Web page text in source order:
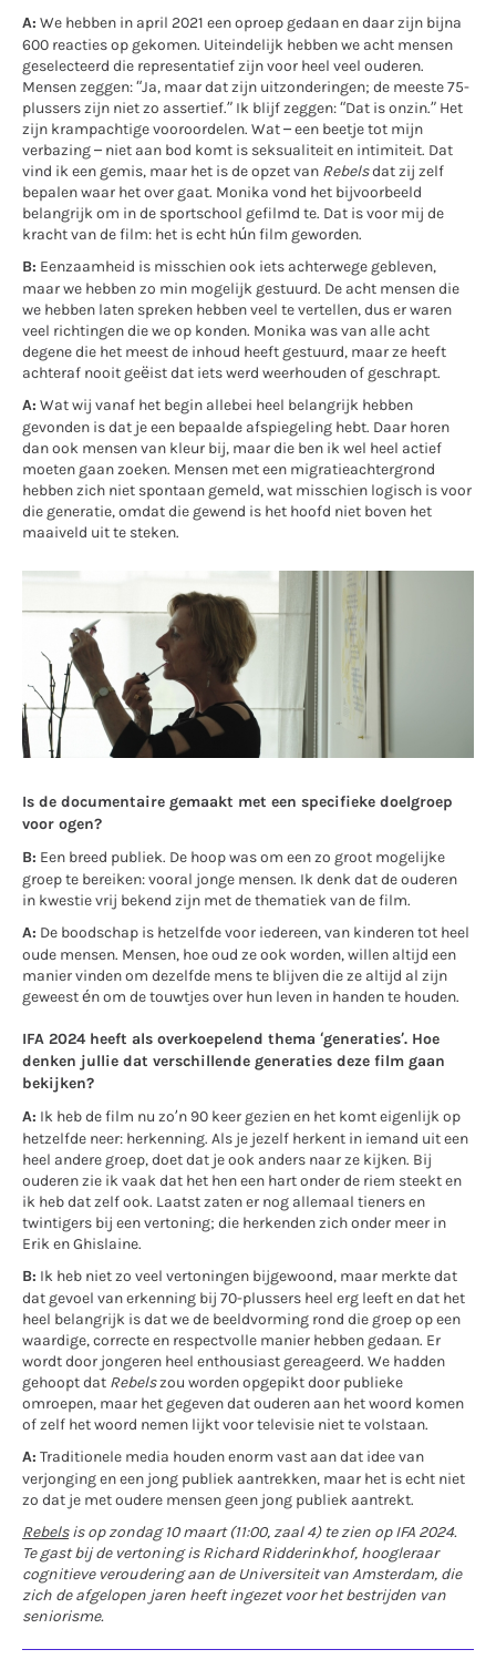
A: We hebben in april 2021 een oproep gedaan en daar zijn bijna
600 reacties op gekomen. Uiteindelijk hebben we acht mensen
geselecteerd die representatief zijn voor heel veel ouderen.
Mensen zeggen: “Ja, maar dat zijn uitzonderingen; de meeste 75-
plussers zijn niet zo assertief.” Ik blijf zeggen: “Dat is onzin.” Het
zijn krampachtige vooroordelen. Wat – een beetje tot mijn
verbazing – niet aan bod komt is seksualiteit en intimiteit. Dat
vind ik een gemis, maar het is de opzet van Rebelsdat zij zelf
bepalen waar het over gaat. Monika vond het bijvoorbeeld
belangrijk om in de sportschool gefilmd te. Dat is voor mij de
kracht van de film: het is echt hún film geworden.
B: Eenzaamheid is misschien ook iets achterwege gebleven,
maar we hebben zo min mogelijk gestuurd. De acht mensen die
we hebben laten spreken hebben veel te vertellen, dus er waren
veel richtingen die we op konden. Monika was van alle acht
degene die het meest de inhoud heeft gestuurd, maar ze heeft
achteraf nooit geëist dat iets werd weerhouden of geschrapt.
A: Wat wij vanaf het begin allebei heel belangrijk hebben
gevonden is dat je een bepaalde afspiegeling hebt. Daar horen
dan ook mensen van kleur bij, maar die ben ik wel heel actief
moeten gaan zoeken. Mensen met een migratieachtergrond
hebben zich niet spontaan gemeld, wat misschien logisch is voor
die generatie, omdat die gewend is het hoofd niet boven het
maaiveld uit te steken.
Is de documentaire gemaakt met een specifieke doelgroep
voor ogen?
B: Een breed publiek. De hoop was om een zo groot mogelijke
groep te bereiken: vooral jonge mensen. Ik denk dat de ouderen
in kwestie vrij bekend zijn met de thematiek van de film.
A: De boodschap is hetzelfde voor iedereen, van kinderen tot heel
oude mensen. Mensen, hoe oud ze ook worden, willen altijd een
manier vinden om dezelfde mens te blijven die ze altijd al zijn
geweest én om de touwtjes over hun leven in handen te houden.
IFA 2024 heeft als overkoepelend thema ‘generaties’. Hoe
denken jullie dat verschillende generaties deze film gaan
bekijken?
A: Ik heb de film nu zo’n 90 keer gezien en het komt eigenlijk op
hetzelfde neer: herkenning. Als je jezelf herkent in iemand uit een
heel andere groep, doet dat je ook anders naar ze kijken. Bij
ouderen zie ik vaak dat het hen een hart onder de riem steekt en
ik heb dat zelf ook. Laatst zaten er nog allemaal tieners en
twintigers bij een vertoning; die herkenden zich onder meer in
Erik en Ghislaine.
B: Ik heb niet zo veel vertoningen bijgewoond, maar merkte dat
dat gevoel van erkenning bij 70-plussers heel erg leeft en dat het
heel belangrijk is dat we de beeldvorming rond die groep op een
waardige, correcte en respectvolle manier hebben gedaan. Er
wordt door jongeren heel enthousiast gereageerd. We hadden
gehoopt dat Rebelszou worden opgepikt door publieke
omroepen, maar het gegeven dat ouderen aan het woord komen
of zelf het woord nemen lijkt voor televisie niet te volstaan.
A: Traditionele media houden enorm vast aan dat idee van
verjonging en een jong publiek aantrekken, maar het is echt niet
zo dat je met oudere mensen geen jong publiek aantrekt.
Rebelsis op zondag 10 maart (11:00, zaal 4) te zien op IFA 2024.
Te gast bij de vertoning is Richard Ridderinkhof, hoogleraar
cognitieve veroudering aan de Universiteit van Amsterdam, die
zich de afgelopen jaren heeft ingezet voor het bestrijden van
seniorisme.